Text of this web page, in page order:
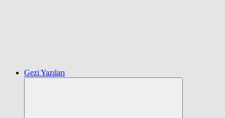
Gezi Yazıları